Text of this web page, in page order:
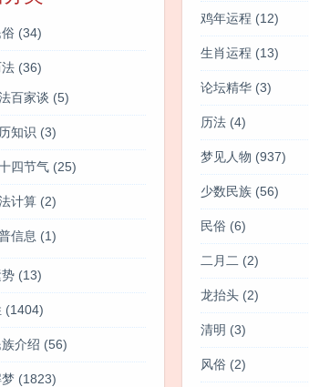
(34)
(36)
百家谈 (5)
知识 (3)
四节气 (25)
计算 (2)
信息 (1)
(13)
(1404)
介绍 (56)
(1823)
鸡年运程 (12)
生肖运程 (13)
论坛精华 (3)
历法 (4)
梦见人物 (937)
少数民族 (56)
民俗 (6)
二月二 (2)
龙抬头 (2)
清明 (3)
风俗 (2)